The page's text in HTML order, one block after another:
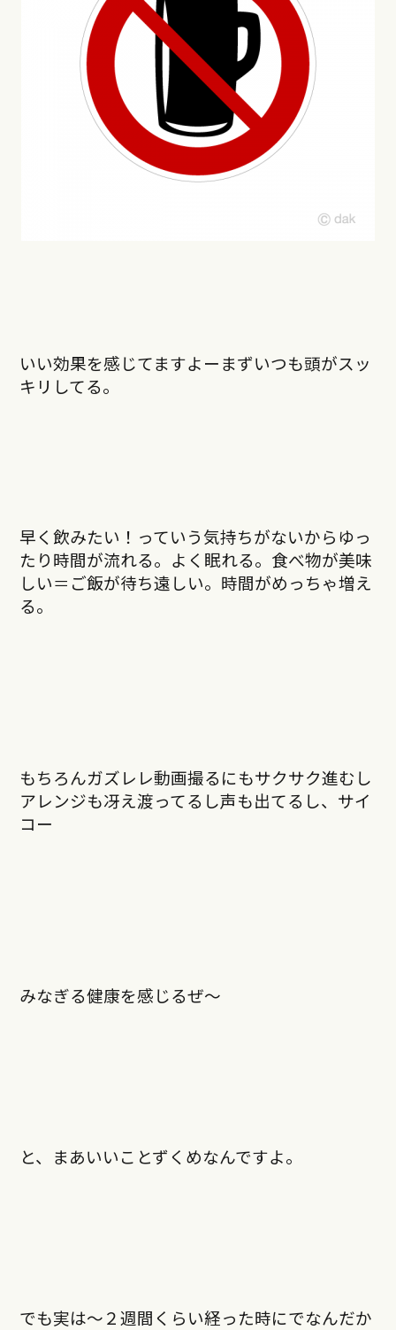
いい効果を感じてますよーまずいつも頭がスッ
キリしてる。
早く飲みたい！っていう気持ちがないからゆっ
たり時間が流れる。よく眠れる。食べ物が美味
しい＝ご飯が待ち遠しい。時間がめっちゃ増え
る。
もちろんガズレレ動画撮るにもサクサク進むし
アレンジも冴え渡ってるし声も出てるし、サイ
コー
みなぎる健康を感じるぜ〜
と、まあいいことずくめなんですよ。
でも実は〜２週間くらい経った時にでなんだか